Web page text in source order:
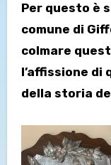
Per questo è
comune di
colmare
l’affissione
della storia